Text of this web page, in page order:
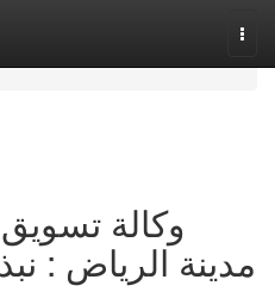
وكالة
مدينة الرياض :